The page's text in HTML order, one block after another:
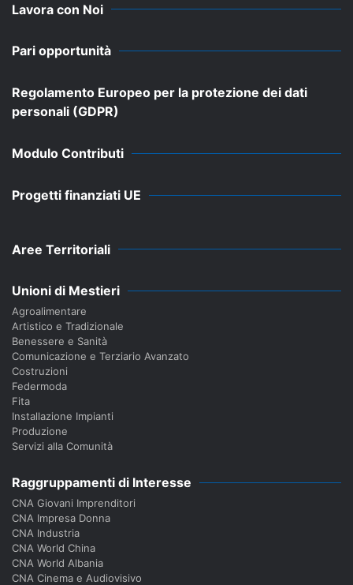
Lavora con Noi
Pari opportunità
Regolamento Europeo per la protezione dei dati
personali (GDPR)
Modulo Contributi
Progetti finanziati UE
Aree Territoriali
Unioni di Mestieri
Agroalimentare
Artistico e Tradizionale
Benessere e Sanità
Comunicazione e Terziario Avanzato
Costruzioni
Federmoda
Fita
Installazione Impianti
Produzione
Servizi alla Comunità
Raggruppamenti di Interesse
CNA Giovani Imprenditori
CNA Impresa Donna
CNA Industria
CNA World China
CNA World Albania
CNA Cinema e Audiovisivo